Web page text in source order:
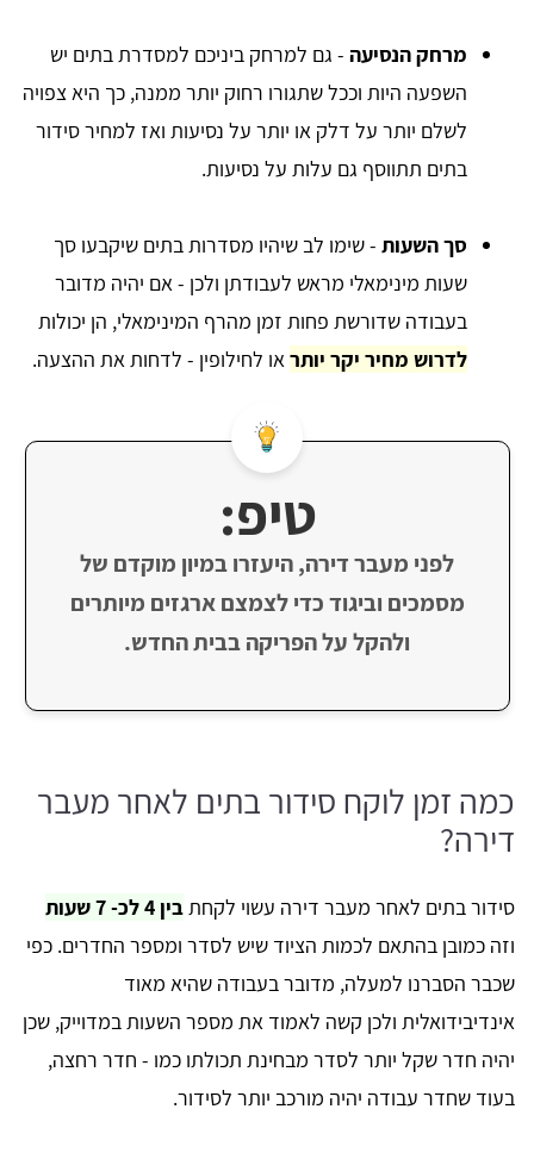
מרחק הנסיעה - גם למרחק ביניכם למסדרת בתים יש
השפעה היות וככל שתגורו רחוק יותר ממנה, כך היא צפויה
לשלם יותר על דלק או יותר על נסיעות ואז למחיר סידור
בתים תתווסף גם עלות על נסיעות.
סך השעות - שימו לב שיהיו מסדרות בתים שיקבעו סך
שעות מינימאלי מראש לעבודתן ולכן - אם יהיה מדובר
בעבודה שדורשת פחות זמן מהרף המינימאלי, הן יכולות
לדרוש מחיר יקר יותראו לחילופין - לדחות את ההצעה.
טיפ:
לפני מעבר דירה, היעזרו במיון מוקדם של
מסמכים וביגוד כדי לצמצם ארגזים מיותרים
ולהקל על הפריקה בבית החדש.
כמה זמן לוקח סידור בתים לאחר מעבר
דירה?
סידור בתים לאחר מעבר דירה עשוי לקחתבין 4 לכ- 7 שעות
וזה כמובן בהתאם לכמות הציוד שיש לסדר ומספר החדרים. כפי
שכבר הסברנו למעלה, מדובר בעבודה שהיא מאוד
אינדיבידואלית ולכן קשה לאמוד את מספר השעות במדוייק, שכן
יהיה חדר שקל יותר לסדר מבחינת תכולתו כמו - חדר רחצה,
בעוד שחדר עבודה יהיה מורכב יותר לסידור.